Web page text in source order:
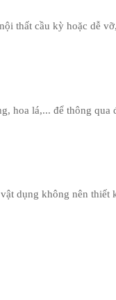
thất cầu kỳ hoặc dễ vỡ,
hoa lá,... để thông qua
dụng không nên thiết